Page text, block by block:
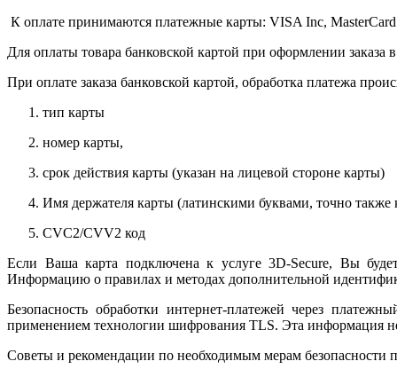
К оплате принимаются платежные карты: VISA Inc,
Для оплаты товара банковской картой при оформлении заказа
При оплате заказа банковской картой, обработка платежа
тип карты
номер карты,
срок действия карты (указан на лицевой стороне карты)
Имя держателя карты (латинскими буквами, точно также
CVC2/CVV2 код
Если Ваша карта подключена к услуге 3D-Secure, Вы
Информацию о правилах и методах дополнительной
Безопасность обработки интернет-платежей через
применением технологии шифрования TLS. Эта информация
Советы и рекомендации по необходимым мерам безопасности